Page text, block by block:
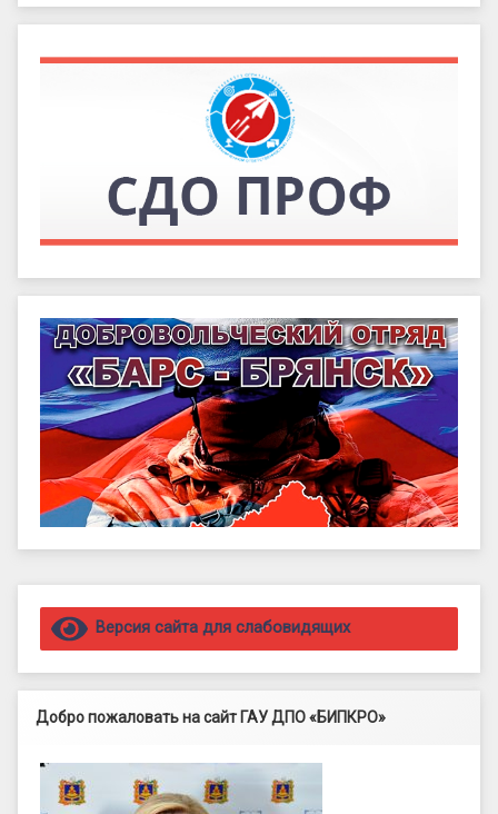
Правый сайдбар
Версия сайта для слабовидящих
Добро пожаловать на сайт ГАУ ДПО «БИПКРО»